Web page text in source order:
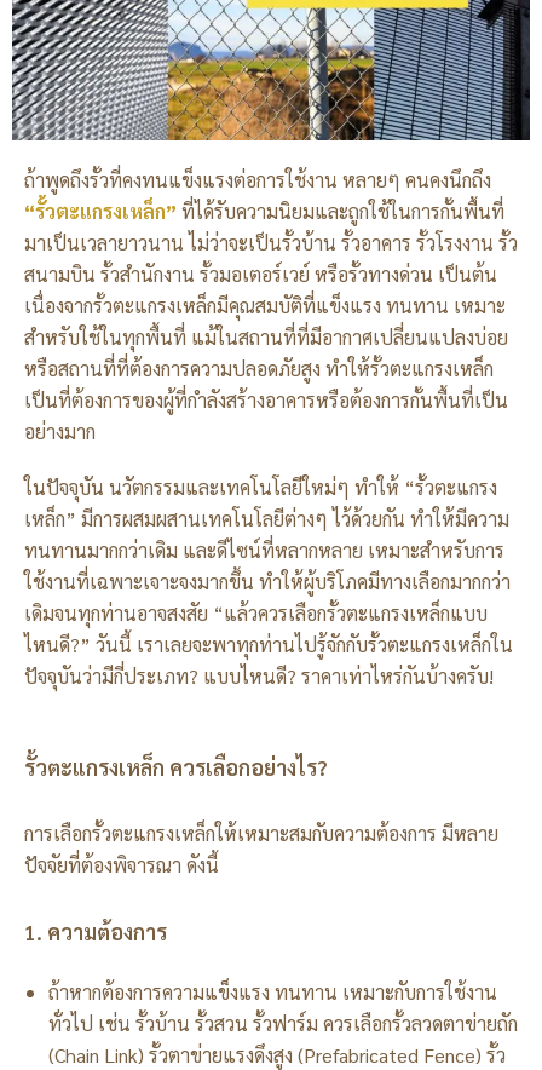
ถ้าพูดถึงรั้วที่คงทนแข็งแรงต่อการใช้งาน หลายๆ คนคงนึกถึง
“รั้วตะแกรงเหล็ก” ที่ได้รับความนิยมและถูกใช้ในการกั้นพื้นที่
มาเป็นเวลายาวนาน ไม่ว่าจะเป็นรั้วบ้าน รั้วอาคาร รั้วโรงงาน รั้ว
สนามบิน รั้วสำนักงาน รั้วมอเตอร์เวย์ หรือรั้วทางด่วน เป็นต้น
เนื่องจากรั้วตะแกรงเหล็กมีคุณสมบัติที่แข็งแรง ทนทาน เหมาะ
สำหรับใช้ในทุกพื้นที่ แม้ในสถานที่ที่มีอากาศเปลี่ยนแปลงบ่อย
หรือสถานที่ที่ต้องการความปลอดภัยสูง ทำให้รั้วตะแกรงเหล็ก
เป็นที่ต้องการของผู้ที่กำลังสร้างอาคารหรือต้องการกั้นพื้นที่เป็น
อย่างมาก
ในปัจจุบัน นวัตกรรมและเทคโนโลยีใหม่ๆ ทำให้ “รั้วตะแกรง
เหล็ก” มีการผสมผสานเทคโนโลยีต่างๆ ไว้ด้วยกัน ทำให้มีความ
ทนทานมากกว่าเดิม และดีไซน์ที่หลากหลาย เหมาะสำหรับการ
ใช้งานที่เฉพาะเจาะจงมากขึ้น ทำให้ผู้บริโภคมีทางเลือกมากกว่า
เดิมจนทุกท่านอาจสงสัย “แล้วควรเลือกรั้วตะแกรงเหล็กแบบ
ไหนดี?” วันนี้ เราเลยจะพาทุกท่านไปรู้จักกับรั้วตะแกรงเหล็กใน
ปัจจุบันว่ามีกี่ประเภท? แบบไหนดี? ราคาเท่าไหร่กันบ้างครับ!
รั้วตะแกรงเหล็ก ควรเลือกอย่างไร?
การเลือกรั้วตะแกรงเหล็กให้เหมาะสมกับความต้องการ มีหลาย
ปัจจัยที่ต้องพิจารณา ดังนี้
1. ความต้องการ
ถ้าหากต้องการความแข็งแรง ทนทาน เหมาะกับการใช้งาน
ทั่วไป เช่น รั้วบ้าน รั้วสวน รั้วฟาร์ม ควรเลือกรั้วลวดตาข่ายถัก
(Chain Link) รั้วตาข่ายแรงดึงสูง (Prefabricated Fence) รั้ว